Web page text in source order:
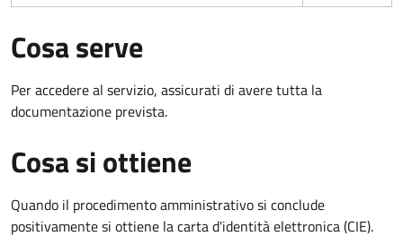
Cosa serve
Per accedere al servizio, assicurati di avere tutta la
documentazione prevista.
Cosa si ottiene
Quando il procedimento amministrativo si conclude
positivamente si ottiene la carta d'identità elettronica (CIE).